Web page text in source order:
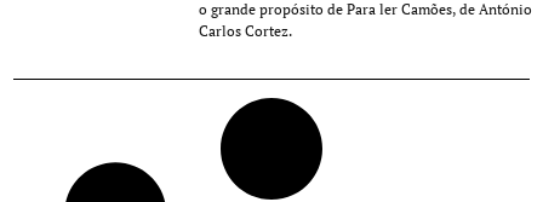
o grande propósito de Para ler Camões, de António
Carlos Cortez.